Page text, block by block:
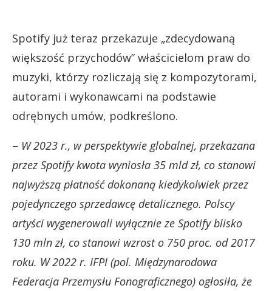
Spotify już teraz przekazuje „zdecydowaną
większość przychodów” właścicielom praw do
muzyki, którzy rozliczają się z kompozytorami,
autorami i wykonawcami na podstawie
odrębnych umów, podkreślono.
– W 2023 r., w perspektywie globalnej, przekazana
przez Spotify kwota wyniosła 35 mld zł, co stanowi
najwyższą płatność dokonaną kiedykolwiek przez
pojedynczego sprzedawcę detalicznego. Polscy
artyści wygenerowali wyłącznie ze Spotify blisko
130 mln zł, co stanowi wzrost o 750 proc. od 2017
roku. W 2022 r. IFPI (pol. Międzynarodowa
Federacja Przemysłu Fonograficznego) ogłosiła, że